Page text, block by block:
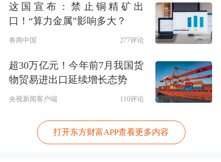
这国宣布：禁止铜精矿出
口！“算力金属”影响多大？
券商中国 277评论
超30万亿元！今年前7月我国货
物贸易进出口延续增长态势
央视新闻客户端 110评论
打开东方财富APP查看更多内容